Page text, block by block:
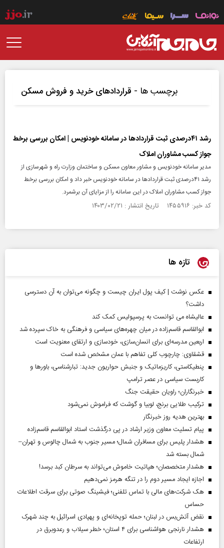
برچسب ها - قراردادهای خرید و فروش مسکن
رشد ۴۱درصدی ثبت قراردادها در سامانه خودنویس | امکان بررسی برخط
جواز کسب مشاوران املاک
مدیر سامانه خودنویس و مشاور معاون مسکن و ساختمان وزارت راه و شهرسازی از
رشد ۴۱درصدی ثبت قراردادها در سامانه خودنویس خبر داد و امکان بررسی برخط
جواز کسب مشاوران املاک در این سامانه را از مزایای آن برشمرد.
کد خبر: ۱۴۵۵۹۱۶ تاریخ انتشار : ۱۴۰۳/۰۲/۲۱
تازه ها
عکس نوشت | کیف پول ایران چیست و چگونه می‌توان به آن دسترسی
داشت؟
عالیشاه می توانست به پرسپولیس کمک کند
ابوالقاسم قاسم‌زاده در میان چهره‌های سیاسی و فرهنگی به خاک سپرده شد
اربعین مدرسه‌ای برای انسان‌سازی، خودسازی و ارتقای معنویت است
قشقاوی: چارچوب کلی تفاهم با عمان مشخص شده است
پنطیکاستی، کاریزماتیک و جنبش حواریون جدید: تبارشناسی، باور‌ها و
کاربست سیاسی در عصر ترامپ
خبرنگاران؛ راویان حقیقت جنگ
ترکیب طلایی برنج، لوبیا و گوشت که فراموش نمی‌شود
بهترین هدیه روز خبرنگار
پیام تسلیت معاون وزیر ارشاد در پی درگذشت استاد ابوالقاسم قاسم‌زاده
هشدار پلیس برای مسافران شمال؛ مسیر جنوب به شمال چالوس و تهران–
شمال بسته شد
هشدار متخصصان؛ هپاتیت خاموش می‌تواند به سرطان کبد برسد!
اجازه ایجاد مسیر دوم را در تنگه هرمز نمی‌دهیم
هک شرکت‌های مالی با تماس تلفنی؛ فیشینگ صوتی برای سرقت اطلاعات
حساس
نقض آتش‌بس در لبنان؛ حمله توپخانه‌ای و پهپادی اسرائیل به چند شهرک
هشدار نارنجی هواشناسی برای ۴ استان؛ خطر سیلاب و رعدوبرق در
ارتفاعات